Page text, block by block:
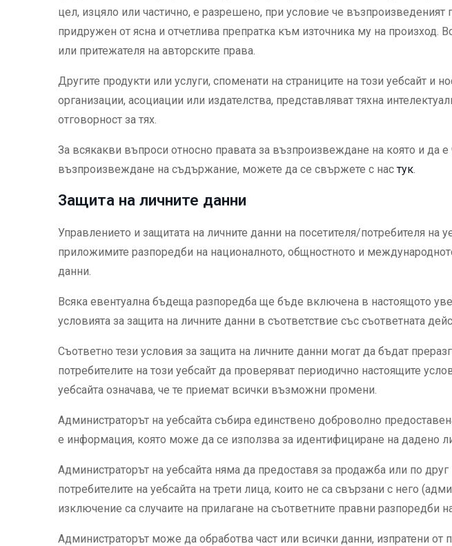
цел, изцяло или частично, е разрешено, при условие че
придружен от ясна и отчетлива препратка към източника му на
или притежателя на авторските права.
Другите продукти или услуги, споменати на страниците на този уебсайт и
организации, асоциации или издателства, представляват тяхна
отговорност за тях.
За всякакви въпроси относно правата за възпроизвеждане на която и да
възпроизвеждане на съдържание, можете да се свържете с нас тук.
Защита на личните данни
Управлението и защитата на личните данни на посетителя/потребителя на
приложимите разпоредби на националното, общностното и
данни.
Всяка евентуална бъдеща разпоредба ще бъде включена в настоящото
условията за защита на личните данни в съответствие със съответната
Съответно тези условия за защита на личните данни могат да бъдат
потребителите на този уебсайт да проверяват периодично настоящите
уебсайта означава, че те приемат всички възможни промени.
Администраторът на уебсайта събира единствено доброволно
е информация, която може да се използва за идентифициране на дадено
Администраторът на уебсайта няма да предоставя за продажба или по
потребителите на уебсайта на трети лица, които не са свързани с него
изключение са случаите на прилагане на съответните правни разпоредби
Администраторът може да обработва част или всички данни, изпратени от